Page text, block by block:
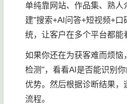
单纯靠网站、作品集、熟
建"搜索+AI问答+短视频+
统，让客户在多个平台都能
如果你还在为获客难而烦
检测"，看看AI是否能识别
优势。然后根据诊断结果
流程。